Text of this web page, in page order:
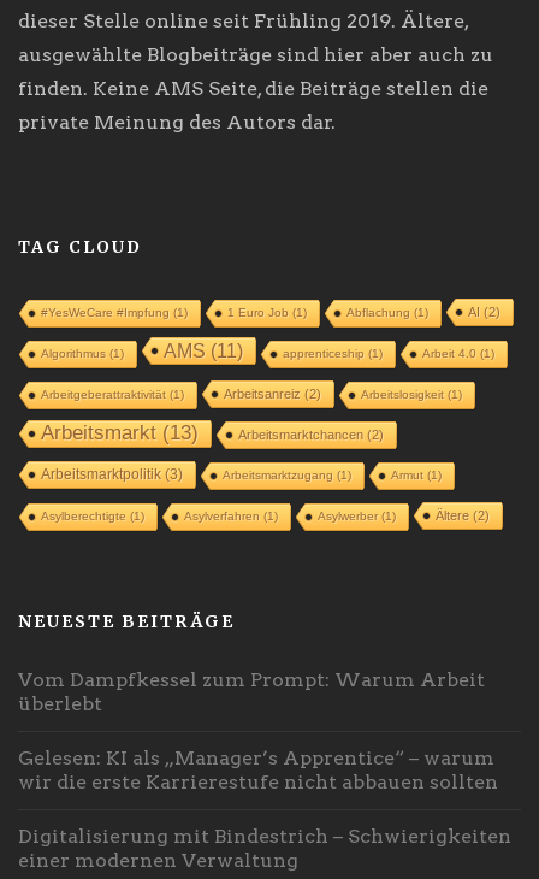
dieser Stelle online seit Frühling 2019. Ältere,
ausgewählte Blogbeiträge sind hier aber auch zu
finden. Keine AMS Seite, die Beiträge stellen die
private Meinung des Autors dar.
TAG CLOUD
#YesWeCare #Impfung (1) 1 Euro Job (1) Abflachung (1) AI (2)
Algorithmus (1) AMS (11) apprenticeship (1) Arbeit 4.0 (1)
Arbeitgeberattraktivität(1) Arbeitsanreiz (2) Arbeitslosigkeit(1)
Arbeitsmarkt(13) Arbeitsmarktchancen (2)
Arbeitsmarktpolitik(3) Arbeitsmarktzugang (1) Armut(1)
Asylberechtigte (1) Asylverfahren (1) Asylwerber(1) Ältere(2)
NEUESTE BEITRÄGE
Vom Dampfkessel zum Prompt: Warum Arbeit
überlebt
Gelesen: KI als „Manager’s Apprentice“ – warum
wir die erste Karrierestufe nicht abbauen sollten
Digitalisierung mit Bindestrich – Schwierigkeiten
einer modernen Verwaltung